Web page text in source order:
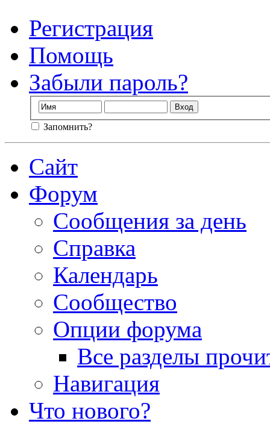
Регистрация
Помощь
Забыли пароль?
Запомнить?
Сайт
Форум
Сообщения за день
Справка
Календарь
Сообщество
Опции форума
Все разделы
Навигация
Что нового?